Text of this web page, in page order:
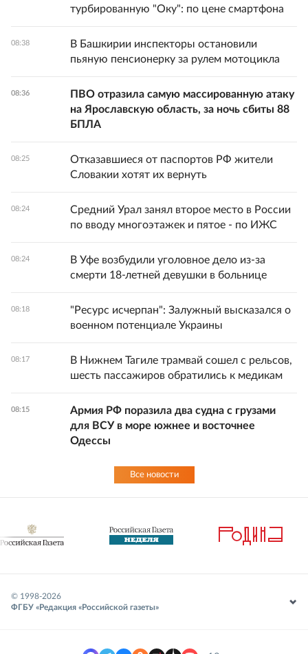
турбированную "Оку": по цене смартфона
08:38
В Башкирии инспекторы остановили
пьяную пенсионерку за рулем мотоцикла
08:36
ПВО отразила самую массированную атаку
на Ярославскую область, за ночь сбиты 88
БПЛА
08:25
Отказавшиеся от паспортов РФ жители
Словакии хотят их вернуть
08:24
Средний Урал занял второе место в России
по вводу многоэтажек и пятое - по ИЖС
08:24
В Уфе возбудили уголовное дело из-за
смерти 18-летней девушки в больнице
08:18
"Ресурс исчерпан": Залужный высказался о
военном потенциале Украины
08:17
В Нижнем Тагиле трамвай сошел с рельсов,
шесть пассажиров обратились к медикам
08:15
Армия РФ поразила два судна с грузами
для ВСУ в море южнее и восточнее
Одессы
Все новости
© 1998-2026
ФГБУ «Редакция «Российской газеты»